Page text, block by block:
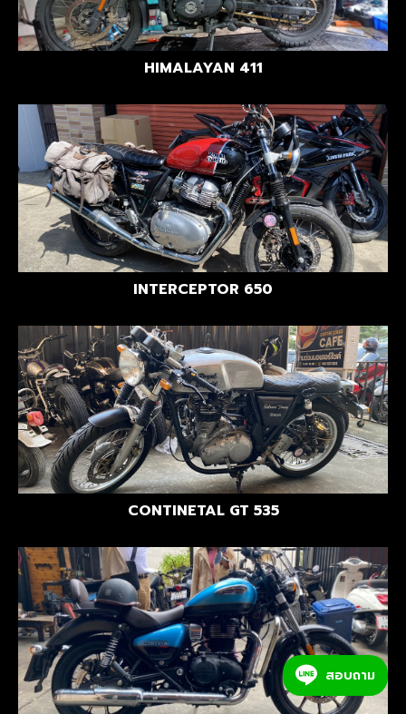
HIMALAYAN 411
INTERCEPTOR 650
CONTINETAL GT 535
สอบถาม